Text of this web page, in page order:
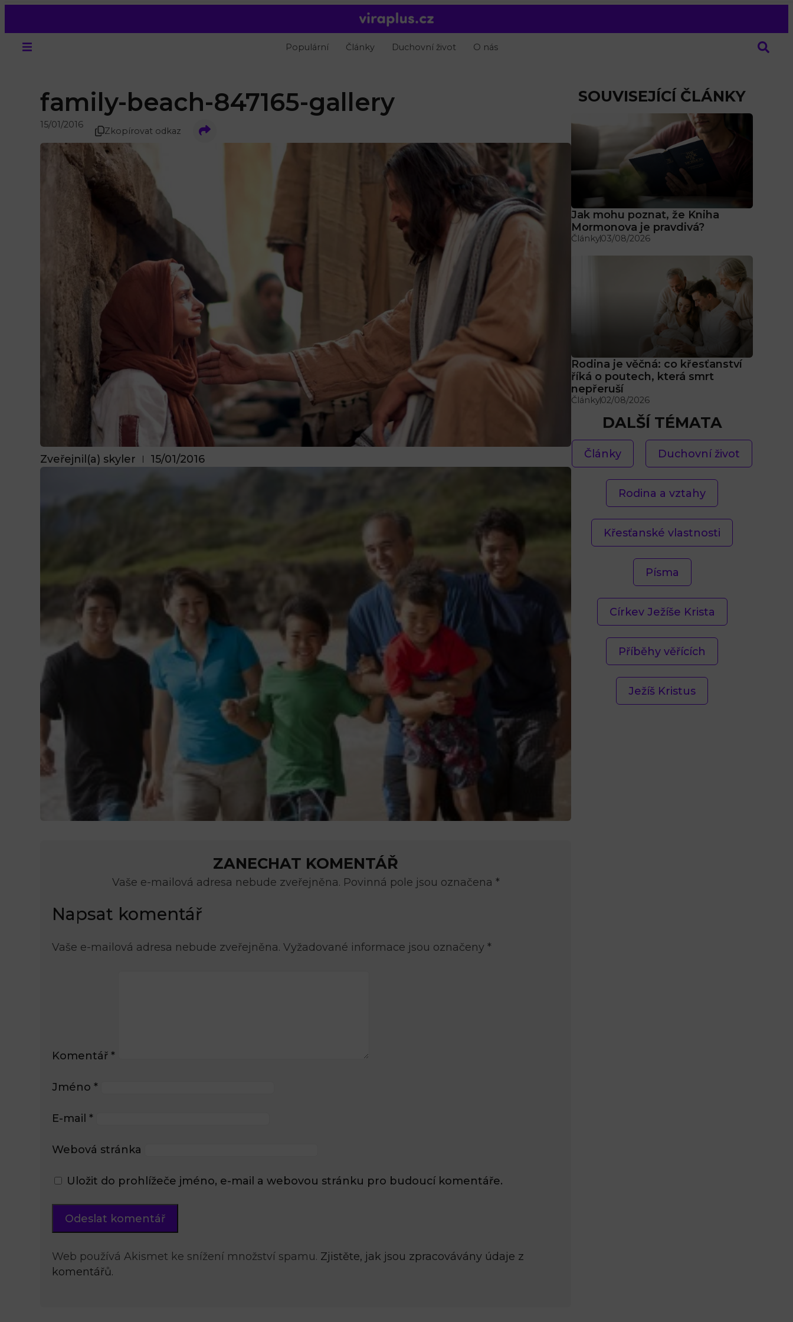
Populární Články Duchovní život O nás
family-beach-847165-gallery
15/01/2016
Zkopírovat odkaz
Zveřejnil(a) skyler 15/01/2016
ZANECHAT KOMENTÁŘ
Vaše e-mailová adresa nebude zveřejněna. Povinná pole jsou označena *
Napsat komentář
Vaše e-mailová adresa nebude zveřejněna. Vyžadované informace jsou označeny *
Komentář*
Jméno*
E-mail*
Webová stránka
Uložit do prohlížeče jméno, e-mail a webovou stránku pro budoucí komentáře.
Web používá Akismet ke snížení množství spamu. Zjistěte, jak jsou zpracovávány údaje z
komentářů.
SOUVISEJÍCÍ ČLÁNKY
Jak mohu poznat, že Kniha
Mormonova je pravdivá?
Články03/08/2026
Rodina je věčná: co křesťanství
říká o poutech, která smrt
nepřeruší
Články02/08/2026
DALŠÍ TÉMATA
Články Duchovní život
Rodina a vztahy
Křesťanské vlastnosti
Písma
Církev Ježíše Krista
Příběhy věřících
Ježíš Kristus